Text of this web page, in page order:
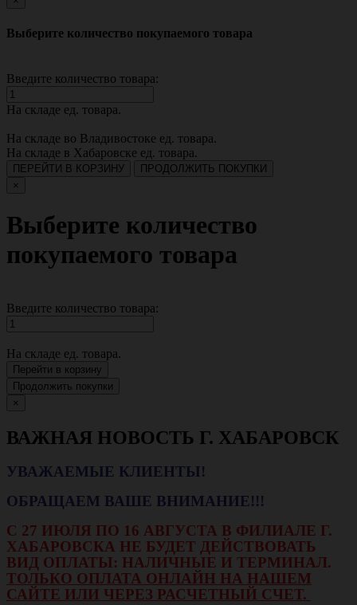
Выберите количество покупаемого товара
Введите количество товара:
На складе ед. товара.
На складе во Владивостоке ед. товара.
На складе в Хабаровске ед. товара.
ПЕРЕЙТИ В КОРЗИНУ
ПРОДОЛЖИТЬ ПОКУПКИ
×
Выберите количество
покупаемого товара
Введите количество товара:
На складе ед. товара.
Перейти в корзину
Продолжить покупки
×
ВАЖНАЯ НОВОСТЬ Г. ХАБАРОВСК
УВАЖАЕМЫЕ КЛИЕНТЫ!
ОБРАЩАЕМ ВАШЕ ВНИМАНИЕ!!!
С 27 ИЮЛЯ ПО 16 АВГУСТА В ФИЛИАЛЕ Г.
ХАБАРОВСКА НЕ БУДЕТ ДЕЙСТВОВАТЬ
ВИД ОПЛАТЫ: НАЛИЧНЫЕ И ТЕРМИНАЛ.
ТОЛЬКО ОПЛАТА ОНЛАЙН НА НАШЕМ
САЙТЕ ИЛИ ЧЕРЕЗ РАСЧЕТНЫЙ СЧЕТ.